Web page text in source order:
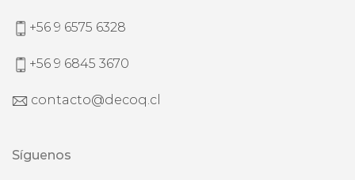
+56 9 6575 6328
+56 9 6845 3670
contacto@decoq.cl
Síguenos